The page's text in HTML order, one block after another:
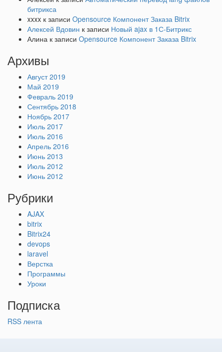
битрикса
xxxx к записи Opensource Компонент Заказа Bitrix
Алексей Вдовин к записи Новый ajax в 1С-Битрикс
Алина к записи Opensource Компонент Заказа Bitrix
Архивы
Август 2019
Май 2019
Февраль 2019
Сентябрь 2018
Ноябрь 2017
Июль 2017
Июль 2016
Апрель 2016
Июнь 2013
Июль 2012
Июнь 2012
Рубрики
AJAX
bitrix
Bitrix24
devops
laravel
Верстка
Программы
Уроки
Подписка
RSS лента